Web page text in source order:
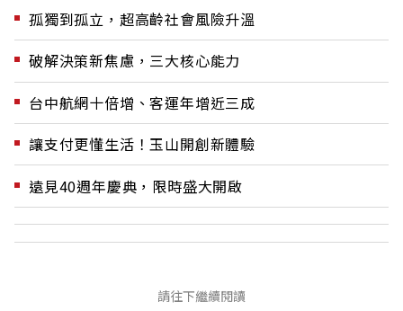
孤獨到孤立，超高齡社會風險升溫
破解決策新焦慮，三大核心能力
台中航網十倍增、客運年增近三成
讓支付更懂生活！玉山開創新體驗
遠見40週年慶典，限時盛大開啟
請往下繼續閱讀